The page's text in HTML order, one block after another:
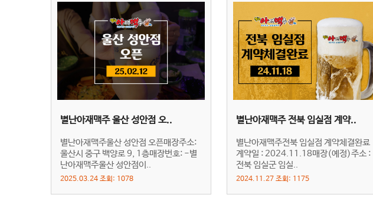
별난아재맥주 울산 성안점 오..
별난아재맥주울산 성안점 오픈매장주소:
울산시 중구 백양로 9, 1층매장번호: -별
난아재맥주울산 성안점이..
2025.03.24 조회: 1078
별난아재맥주 전북 임실점 계약..
별난아재맥주전북 임실점 계약체결완료
계약일 : 2024.11.18매장(예정)주소 :
전북 임실군 임실..
2024.11.27 조회: 1175